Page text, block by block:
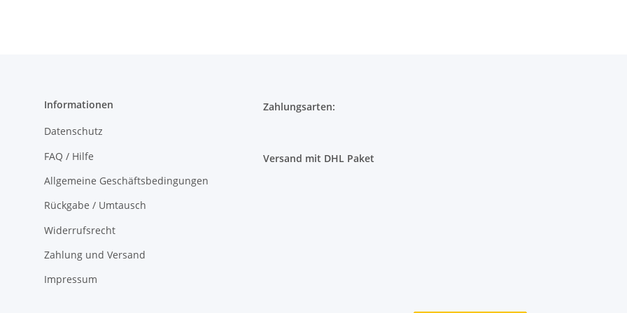
Informationen
Datenschutz
FAQ / Hilfe
Allgemeine Geschäftsbedingungen
Rückgabe / Umtausch
Widerrufsrecht
Zahlung und Versand
Impressum
Zahlungsarten:
Versand mit DHL Paket